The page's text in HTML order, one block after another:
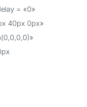
= «0»
40px 0px»